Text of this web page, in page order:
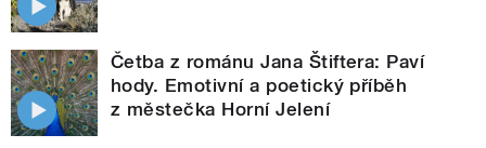
Četba z románu Jana Štiftera: Paví
hody. Emotivní a poetický příběh
z městečka Horní Jelení